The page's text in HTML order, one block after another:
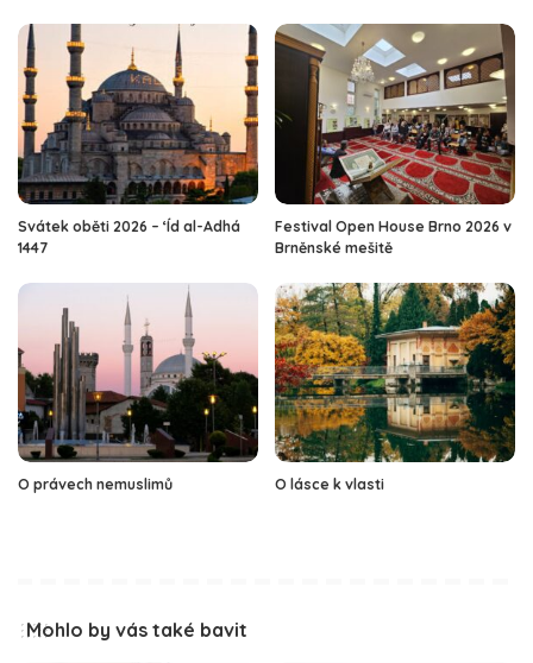
Svátek oběti 2026 – ‘Íd al-Adhá
1447
Festival Open House Brno 2026 v
Brněnské mešitě
O právech nemuslimů O lásce k vlasti
Mohlo by vás také bavit